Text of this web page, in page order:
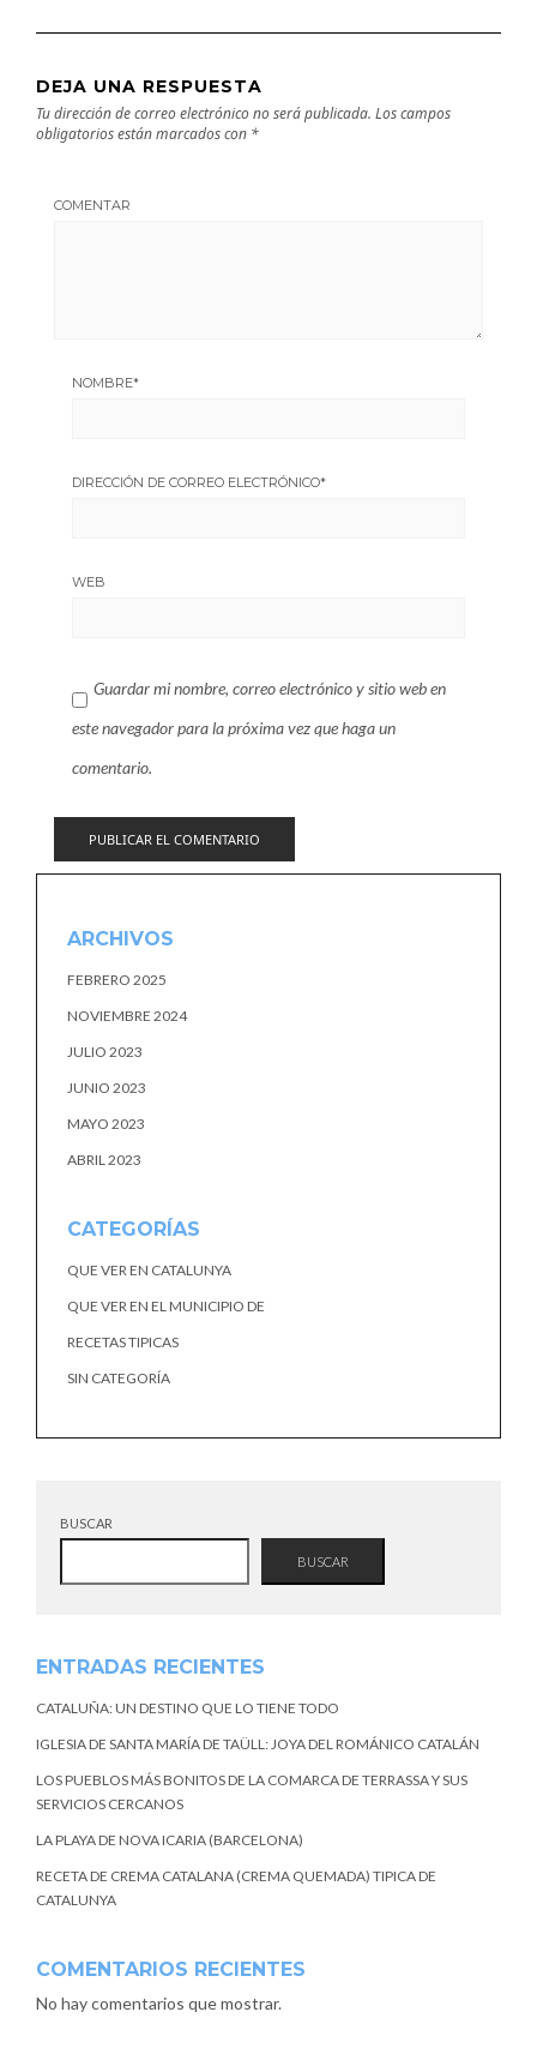
DEJA UNA RESPUESTA
Tu dirección de correo electrónico no será publicada. Los campos
obligatorios están marcados con *
COMENTAR
NOMBRE*
DIRECCIÓN DE CORREO ELECTRÓNICO*
WEB
Guardar mi nombre, correo electrónico y sitio web en
este navegador para la próxima vez que haga un
comentario.
ARCHIVOS
FEBRERO 2025
NOVIEMBRE 2024
JULIO 2023
JUNIO 2023
MAYO 2023
ABRIL 2023
CATEGORÍAS
QUE VER EN CATALUNYA
QUE VER EN EL MUNICIPIO DE
RECETAS TIPICAS
SIN CATEGORÍA
BUSCAR
BUSCAR
ENTRADAS RECIENTES
CATALUÑA: UN DESTINO QUE LO TIENE TODO
IGLESIA DE SANTA MARÍA DE TAÜLL: JOYA DEL ROMÁNICO CATALÁN
LOS PUEBLOS MÁS BONITOS DE LA COMARCA DE TERRASSA Y SUS
SERVICIOS CERCANOS
LA PLAYA DE NOVA ICARIA (BARCELONA)
RECETA DE CREMA CATALANA (CREMA QUEMADA) TIPICA DE
CATALUNYA
COMENTARIOS RECIENTES
No hay comentarios que mostrar.